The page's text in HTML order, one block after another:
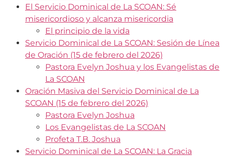
El Servicio Dominical de La SCOAN: Sé
misericordioso y alcanza misericordia
El principio de la vida
Servicio Dominical de La SCOAN: Sesión de Línea
de Oración (15 de febrero del 2026)
Pastora Evelyn Joshua y los Evangelistas de
La SCOAN
Oración Masiva del Servicio Dominical de La
SCOAN (15 de febrero del 2026)
Pastora Evelyn Joshua
Los Evangelistas de La SCOAN
Profeta T.B. Joshua
Servicio Dominical de La SCOAN: La Gracia